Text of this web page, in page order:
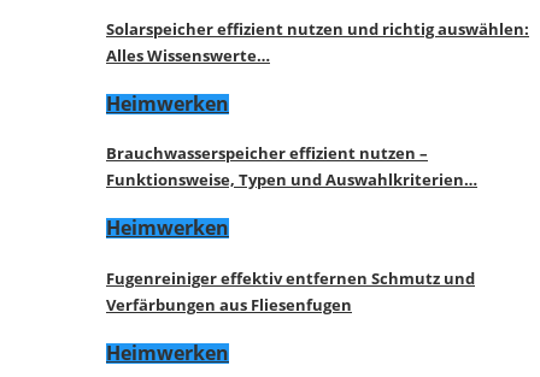
Solarspeicher effizient nutzen und richtig auswählen:
Alles Wissenswerte…
Heimwerken
Brauchwasserspeicher effizient nutzen –
Funktionsweise, Typen und Auswahlkriterien…
Heimwerken
Fugenreiniger effektiv entfernen Schmutz und
Verfärbungen aus Fliesenfugen
Heimwerken